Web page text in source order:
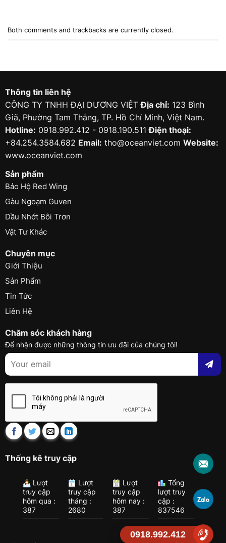
Both comments and trackbacks are currently closed.
Thông tin liên hệ
CÔNG TY TNHH ĐẠI DƯƠNG VIỆTĐịa chỉ: 123 Bình
Giã, Phường Tam Thắng, TP. Hồ Chí Minh, Việt Nam.
Hotline: 0918.992.412 - 0918.190.511Điện thoại:
+84.254.3584.682 Email: tho@oceanviet.com Website:
www.oceanviet.com
Sản phẩm
Bảo Hộ Red Wing
Gàu Ngoạm Guven
Dầu Nhớt Bôi Trơn
Vật Tư Khác
Chuyên mục
Giới Thiệu
Sản Phẩm
Tin Tức
Liên Hệ
Chăm sóc khách hàng
Để nhận được những thông tin ưu đãi của chúng tôi!
Thống kê truy cập
Lượt
truy cập
hôm qua :
387
Lượt
truy cập
tháng :
2680
Lượt
truy cập
hôm nay :
387
Tổng
lượt truy
cập :
837546
0918.992.412